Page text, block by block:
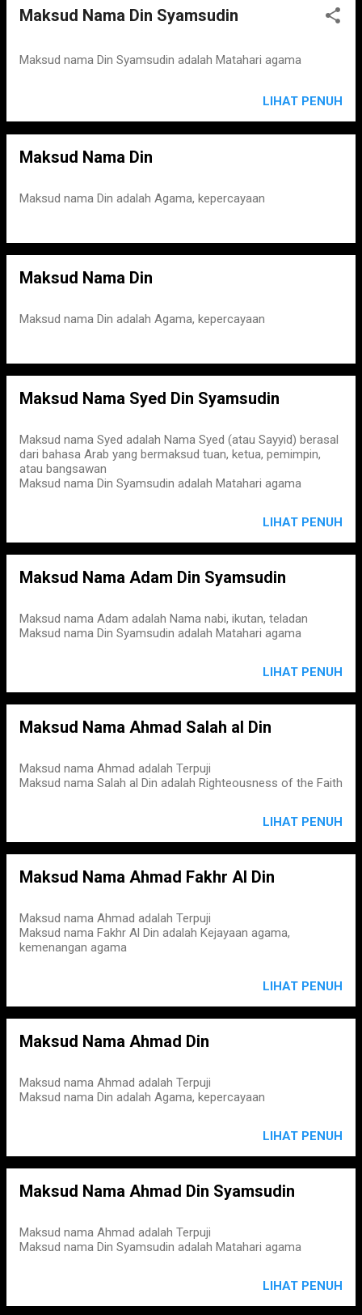
Maksud Nama Din Syamsudin
Maksud nama Din Syamsudin adalah Matahari agama
LIHAT PENUH
Maksud Nama Din
Maksud nama Din adalah Agama, kepercayaan
Maksud Nama Din
Maksud nama Din adalah Agama, kepercayaan
Maksud Nama Syed Din Syamsudin
Maksud nama Syed adalah Nama Syed (atau Sayyid) berasal
dari bahasa Arab yang bermaksud tuan, ketua, pemimpin,
atau bangsawan
Maksud nama Din Syamsudin adalah Matahari agama
LIHAT PENUH
Maksud Nama Adam Din Syamsudin
Maksud nama Adam adalah Nama nabi, ikutan, teladan
Maksud nama Din Syamsudin adalah Matahari agama
LIHAT PENUH
Maksud Nama Ahmad Salah al Din
Maksud nama Ahmad adalah Terpuji
Maksud nama Salah al Din adalah Righteousness of the Faith
LIHAT PENUH
Maksud Nama Ahmad Fakhr Al Din
Maksud nama Ahmad adalah Terpuji
Maksud nama Fakhr Al Din adalah Kejayaan agama,
kemenangan agama
LIHAT PENUH
Maksud Nama Ahmad Din
Maksud nama Ahmad adalah Terpuji
Maksud nama Din adalah Agama, kepercayaan
LIHAT PENUH
Maksud Nama Ahmad Din Syamsudin
Maksud nama Ahmad adalah Terpuji
Maksud nama Din Syamsudin adalah Matahari agama
LIHAT PENUH